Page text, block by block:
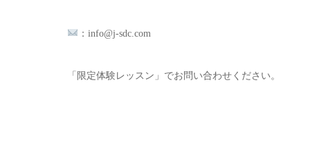
：info@j-sdc.com
「限定体験レッスン」でお問い合わせください。